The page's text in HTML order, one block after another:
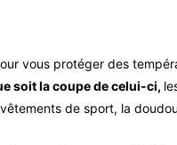
vous protéger des
soit la coupe de celui-ci,
de sport, la